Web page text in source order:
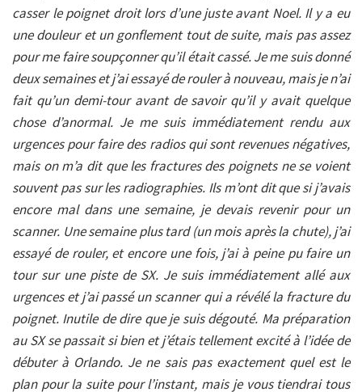
casser le poignet droit lors d’une juste avant Noel. Il y a eu
une douleur et un gonflement tout de suite, mais pas assez
pour me faire soupçonner qu’il était cassé. Je me suis donné
deux semaines et j’ai essayé de rouler à nouveau, mais je n’ai
fait qu’un demi-tour avant de savoir qu’il y avait quelque
chose d’anormal. Je me suis immédiatement rendu aux
urgences pour faire des radios qui sont revenues négatives,
mais on m’a dit que les fractures des poignets ne se voient
souvent pas sur les radiographies. Ils m’ont dit que si j’avais
encore mal dans une semaine, je devais revenir pour un
scanner. Une semaine plus tard (un mois après la chute), j’ai
essayé de rouler, et encore une fois, j’ai à peine pu faire un
tour sur une piste de SX. Je suis immédiatement allé aux
urgences et j’ai passé un scanner qui a révélé la fracture du
poignet. Inutile de dire que je suis dégouté. Ma préparation
au SX se passait si bien et j’étais tellement excité à l’idée de
débuter à Orlando. Je ne sais pas exactement quel est le
plan pour la suite pour l’instant, mais je vous tiendrai tous